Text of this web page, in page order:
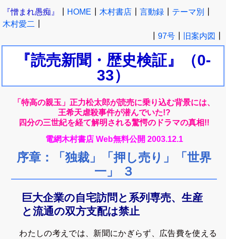
『憎まれ愚痴』 HOME 木村書店 言動録 テーマ別
木村愛二
97号 旧案内図
『読売新聞・歴史検証』
（0-
33）
「特高の親玉」正力松太郎が読売に乗り込む背景には、
王希天虐殺事件が潜んでいた!?
四分の三世紀を経て解明される驚愕のドラマの真相!!
電網木村書店 Web無料公開 2003.12.1
序章：「独裁」「押し売り」「世界
一」 ３
巨大企業の自宅訪問と系列専売、生産
と流通の双方支配は禁止
わたしの考えでは、新聞にかぎらず、広告費を使える